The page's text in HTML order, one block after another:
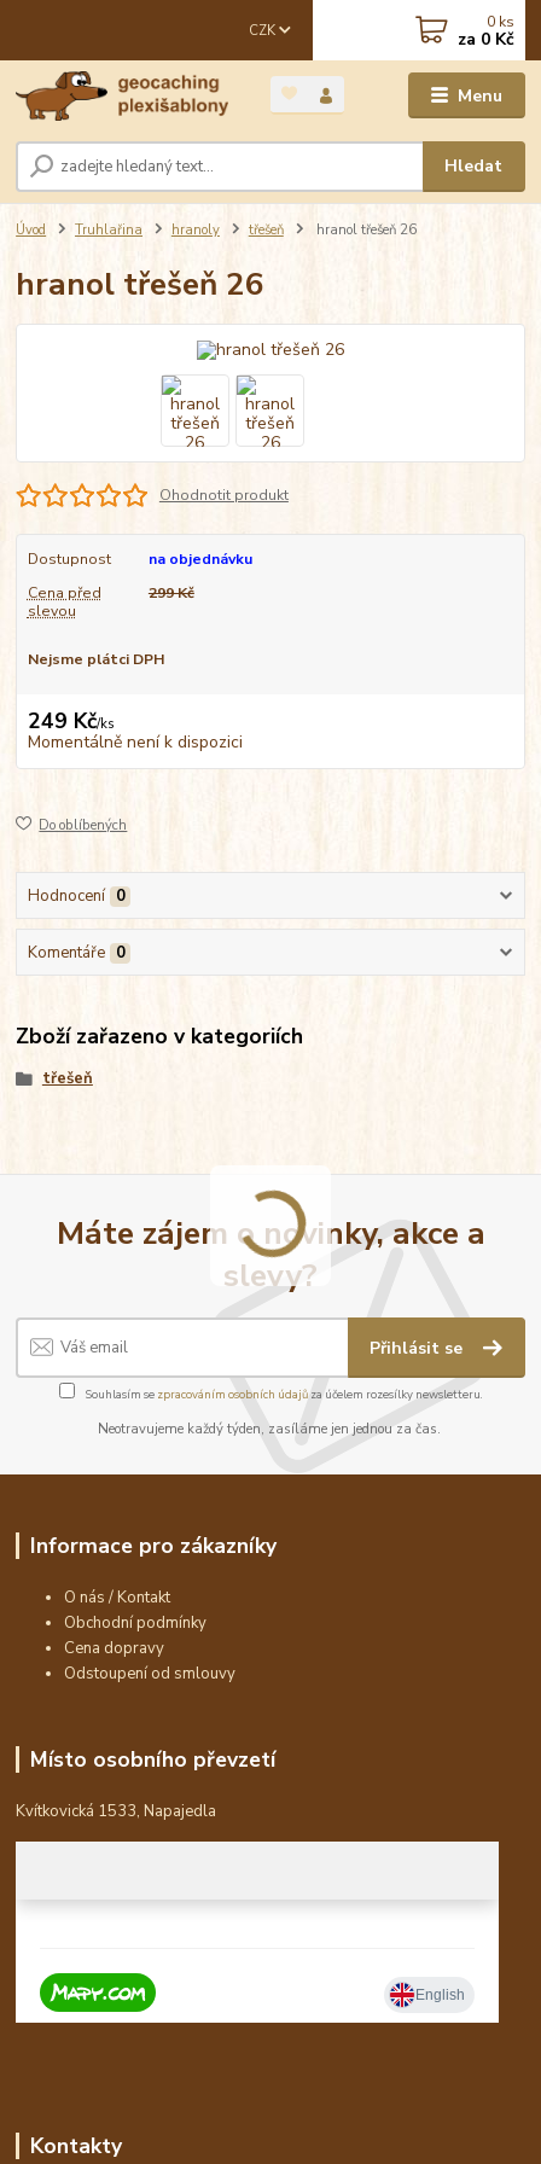
Menu
CZK
Hledat
0 ks
za 0 Kč
Úvod Truhlařina hranoly třešeň hranol třešeň 26
hranol třešeň 26
Ohodnotit produkt
Dostupnost
na objednávku
Cena před
slevou
299 Kč
Nejsme plátci DPH
249 Kč/ks
Momentálně není k dispozici
Do oblíbených
Hodnocení 0
Komentáře 0
Zboží zařazeno v kategoriích
třešeň
Máte zájem o novinky, akce a
slevy?
Přihlásit se
Souhlasím se zpracováním osobních údajůza účelem rozesílky newsletteru.
Neotravujeme každý týden, zasíláme jen jednou za čas.
Informace pro zákazníky
O nás / Kontakt
Obchodní podmínky
Cena dopravy
Odstoupení od smlouvy
Místo osobního převzetí
Kvítkovická 1533, Napajedla
Kontakty